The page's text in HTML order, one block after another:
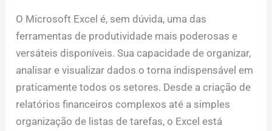
O Microsoft Excel é, sem dúvida, uma das
ferramentas de produtividade mais poderosas e
versáteis disponíveis. Sua capacidade de organizar,
analisar e visualizar dados o torna indispensável em
praticamente todos os setores. Desde a criação de
relatórios financeiros complexos até a simples
organização de listas de tarefas, o Excel está